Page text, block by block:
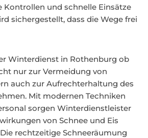
Kontrollen und schnelle Einsätze
sichergestellt, dass die Wege frei
Winterdienst in Rothenburg ob
nur zur Vermeidung von
auch zur Aufrechterhaltung des
Mit modernen Techniken
sorgen Winterdienstleister
von Schnee und Eis
rechtzeitige Schneeräumung